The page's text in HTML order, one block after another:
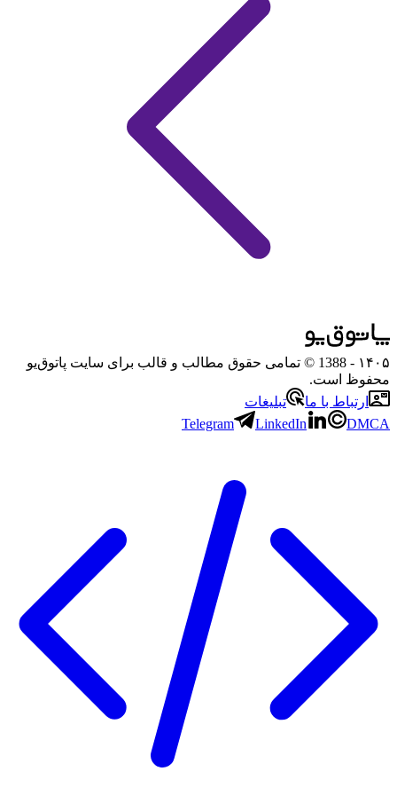
۱۴۰۵
- 1388 © تمامی حقوق مطالب و قالب برای سایت پاتوق‌یو
محفوظ است.
ارتباط با ما
تبلیغات
Telegram
LinkedIn DMCA